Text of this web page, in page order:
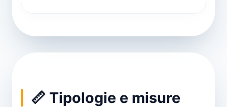
📏 Tipologie e misure